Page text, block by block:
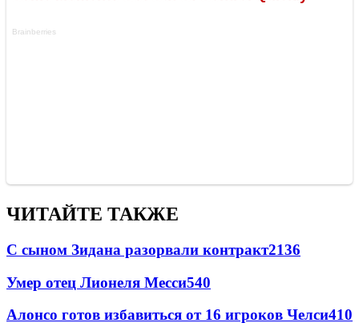
ЧИТАЙТЕ ТАКЖЕ
С сыном Зидана разорвали контракт2136
Умер отец Лионеля Месси540
Алонсо готов избавиться от 16 игроков Челси410